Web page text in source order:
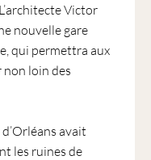
Victor
nouvelle gare
qui permettra aux
non loin des
avait
les ruines de